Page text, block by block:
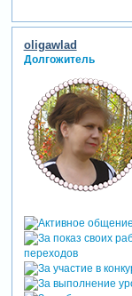
oligawlad
Долгожитель